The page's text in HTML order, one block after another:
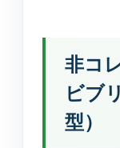
けます。
連携医療機
日本海総合
非コ
ビブ
型）